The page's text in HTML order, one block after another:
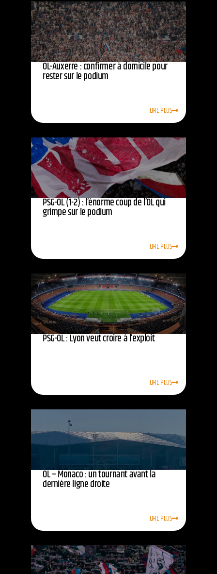
OL-Auxerre : confirmer à domicile pour
rester sur le podium
LIRE PLUS
PSG-OL (1-2) : l’énorme coup de l’OL qui
grimpe sur le podium
LIRE PLUS
PSG-OL : Lyon veut croire à l’exploit
LIRE PLUS
OL – Monaco : un tournant avant la
dernière ligne droite
LIRE PLUS